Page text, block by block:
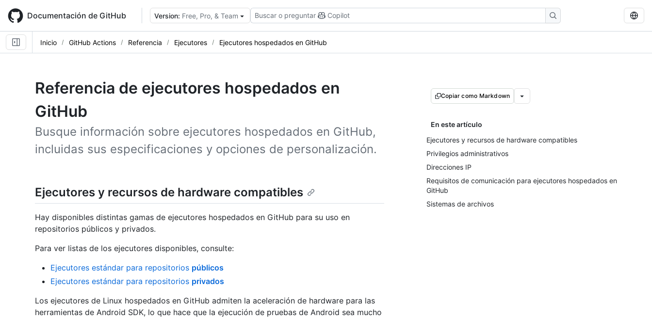
main
content
Documentación de GitHub Version: Free, Pro, & Team Buscar o preguntar Copilot
Inicio GitHub Actions Referencia Ejecutores Ejecutores hospedados en GitHub
Referencia de ejecutores hospedados en
GitHub
Busque información sobre ejecutores hospedados en GitHub,
incluidas sus especificaciones y opciones de personalización.
Copiar como Markdown
En este artículo
Ejecutores y recursos de hardware compatibles
Privilegios administrativos
Direcciones IP
Requisitos de comunicación para ejecutores hospedados en
GitHub
Sistemas de archivos
Ejecutores y recursos de hardware compatibles
Hay disponibles distintas gamas de ejecutores hospedados en GitHub para su uso en
repositorios públicos y privados.
Para ver listas de los ejecutores disponibles, consulte:
Ejecutores estándar para repositorios públicos
Ejecutores estándar para repositorios privados
Los ejecutores de Linux hospedados en GitHub admiten la aceleración de hardware para las
herramientas de Android SDK, lo que hace que la ejecución de pruebas de Android sea mucho